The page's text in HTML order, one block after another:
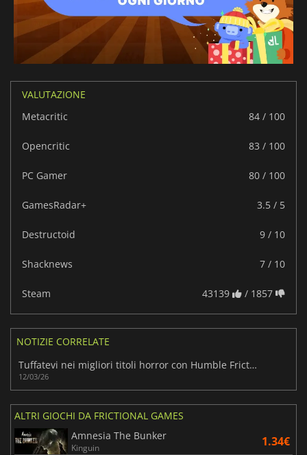
VALUTAZIONE
Metacritic
84 / 100
Opencritic 83 / 100
PC Gamer 80 / 100
GamesRadar+ 3.5 / 5
Destructoid 9 / 10
Shacknews 7 / 10
Steam 43139 / 1857
NOTIZIE CORRELATE
Tuffatevi nei migliori titoli horror con Humble Frictional Games Bundle
12/03/26
ALTRI GIOCHI DA FRICTIONAL GAMES
Amnesia The Bunker
Kinguin 1.34€